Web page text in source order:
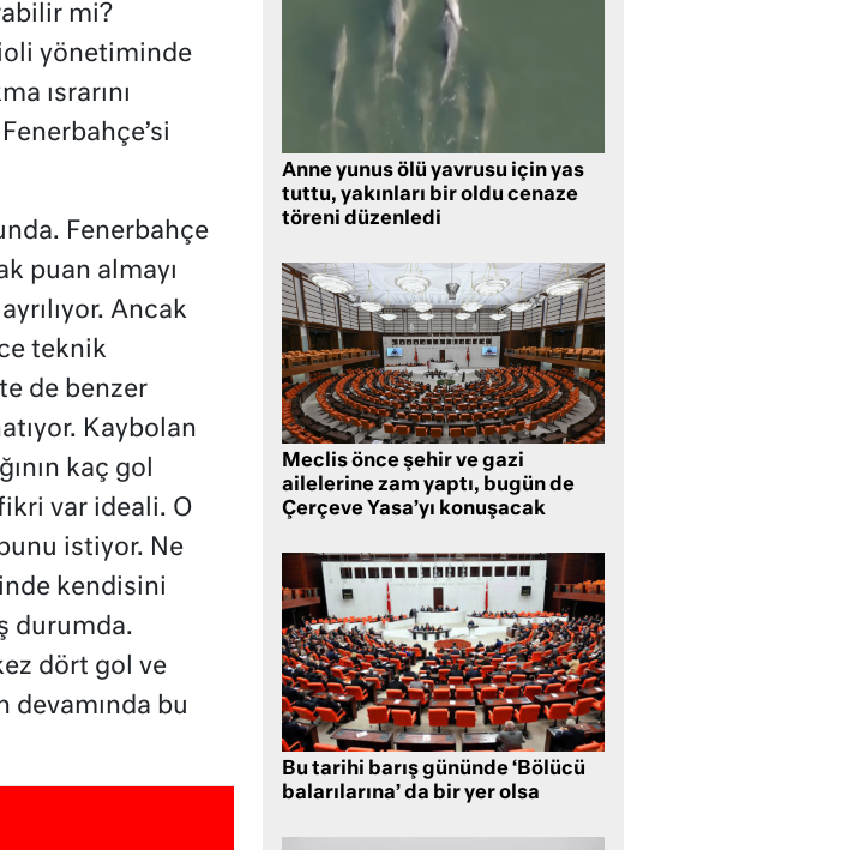
mi?
yönetiminde
ısrarını
Fenerbahçe
puan almayı
Ancak
teknik
de benzer
Kaybolan
kaç gol
var ideali. O
istiyor. Ne
kendisini
durumda.
dört gol ve
devamında bu
Anne yunus ölü yavrusu için yas
tuttu, yakınları bir oldu cenaze
töreni düzenledi
Meclis önce şehir ve gazi
ailelerine zam yaptı, bugün de
Çerçeve Yasa’yı konuşacak
Bu tarihi barış gününde ‘Bölücü
balarılarına’ da bir yer olsa